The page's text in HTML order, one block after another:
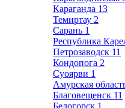
Караганда 13
Темиртау 2
Сарань 1
Республика
Петрозаводск 11
Кондопога 2
Суоярви 1
Амурская
Благовещенск 11
Белогорск 1